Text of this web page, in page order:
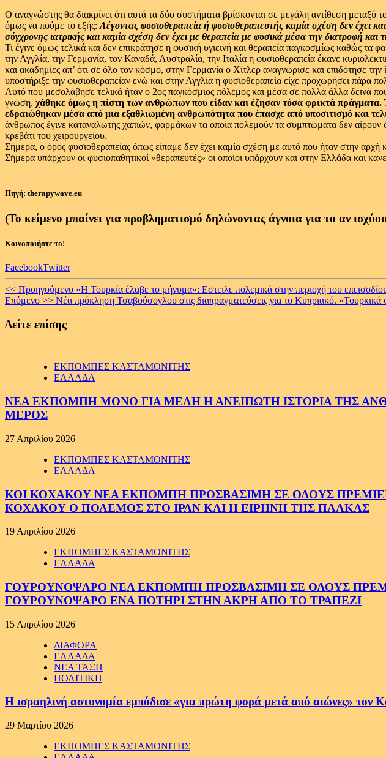
Ο αναγνώστης θα διακρίνει ότι αυτά τα δύο συστήματα βρίσκονται σε μεγάλη αντίθεση
όμως να πούμε το εξής: Λέγοντας φυσιοθεραπεία ή φυσιοθεραπευτής καμία σχέση δεν έχει
σύγχρονης ιατρικής και καμία σχέση δεν έχει με θεραπεία με φυσικά μέσα την διατροφή και
Τι έγινε όμως τελικά και δεν επικράτησε η φυσική υγιεινή και θεραπεία παγκοσμίως καθώς
την Αγγλία, την Γερμανία, τον Καναδά, Αυστραλία, την Ιταλία η φυσιοθεραπεία έκανε
και ακαδημίες απ’ ότι σε όλο τον κόσμο, στην Γερμανία ο Χίτλερ αναγνώρισε και επιδότησε
υποστήριξε την φυσιοθεραπείαν ενώ και στην Αγγλία η φυσιοθεραπεία είχε προχωρήσει πάρα
Αυτό που μεσολάβησε τελικά ήταν ο 2ος παγκόσμιος πόλεμος και μέσα σε πολλά άλλα δεινά
γνώση, χάθηκε όμως η πίστη των ανθρώπων που είδαν και έζησαν τόσα φρικτά πράγματα.
εδραιώθηκαν μέσα από μια εξαθλιωμένη ανθρωπότητα που έπασχε από υποσιτισμό και
άνθρωπος έγινε καταναλωτής χαπιών, φαρμάκων τα οποία πολεμούν τα συμπτώματα δεν αίρουν
κρεβάτι του χειρουργείου.
Σήμερα, ο όρος φυσιοθεραπείας όπως είπαμε δεν έχει καμία σχέση με αυτό που ήταν στην αρχή
Σήμερα υπάρχουν οι φυσιοπαθητικοί «θεραπευτές» οι οποίοι υπάρχουν και στην Ελλάδα και
Πηγή: therapywave.eu
(Το κείμενο μπαίνει για προβληματισμό δηλώνοντας άγνοια για το αν
Κοινοποιήστε το!
FacebookTwitter
Continue
Reading
<< Προηγούμενο «Η Τουρκία έλαβε το μήνυμα»: Εστειλε πολεμικά στην περιοχή του
Επόμενο >> Νέα πρόκληση Τσαβούσογλου στις διαπραγματεύσεις για το Kυπριακό.
Δείτε επίσης
ΕΚΠΟΜΠΕΣ ΚΑΣΤΑΜΟΝΙΤΗΣ
ΕΛΛΑΔΑ
ΝΕΑ ΕΚΠΟΜΠΗ ΜΟΝΟ ΓΙΑ ΜΕΛΗ Η ΑΝΕΙΠΩΤΗ ΙΣΤΟΡΙΑ ΤΗΣ
ΜΕΡΟΣ
27 Απριλίου 2026
ΕΚΠΟΜΠΕΣ ΚΑΣΤΑΜΟΝΙΤΗΣ
ΕΛΛΑΔΑ
ΚΟΙ ΚΟΧΑΚΟΥ ΝΕΑ ΕΚΠΟΜΠΗ ΠΡΟΣΒΑΣΙΜΗ ΣΕ ΟΛΟΥΣ
ΚΟΧΑΚΟΥ Ο ΠΟΛΕΜΟΣ ΣΤΟ ΙΡΑΝ ΚΑΙ Η ΕΙΡΗΝΗ ΤΗΣ ΠΛΑΚΑΣ
19 Απριλίου 2026
ΕΚΠΟΜΠΕΣ ΚΑΣΤΑΜΟΝΙΤΗΣ
ΕΛΛΑΔΑ
ΓΟΥΡΟΥΝΟΨΑΡΟ ΝΕΑ ΕΚΠΟΜΠΗ ΠΡΟΣΒΑΣΙΜΗ ΣΕ ΟΛΟΥΣ
ΓΟΥΡΟΥΝΟΨΑΡΟ ΕΝΑ ΠΟΤΗΡΙ ΣΤΗΝ ΑΚΡΗ ΑΠΟ ΤΟ ΤΡΑΠΕΖΙ
15 Απριλίου 2026
ΔΙΑΦΟΡΑ
ΕΛΛΑΔΑ
ΝΕΑ ΤΑΞΗ
ΠΟΛΙΤΙΚΗ
Η ισραηλινή αστυνομία εμπόδισε «για πρώτη φορά μετά από αιώνες» τον
29 Μαρτίου 2026
ΕΚΠΟΜΠΕΣ ΚΑΣΤΑΜΟΝΙΤΗΣ